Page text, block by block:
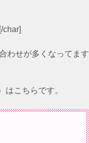
char]
わせが多くなってます
こちらです。